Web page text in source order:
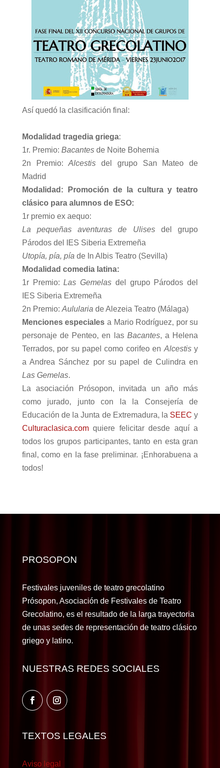
Así quedó la clasificación final:
Modalidad tragedia griega:
1r. Premio: Bacantes de Noite Bohemia
2n Premio:Alcestisdel grupo San Mateo de
Madrid
Modalidad: Promoción de la cultura y teatro
clásico para alumnos de ESO:
1r premio ex aequo:
La pequeñas aventuras de Ulisesdel grupo
Párodos del IES Siberia Extremeña
Utopía, pía, pía de In Albis Teatro (Sevilla)
Modalidad comedia latina:
1r Premio:Las Gemelas del grupo Párodos del
IES Siberia Extremeña
2n Premio: Aulularia de Alezeia Teatro (Málaga)
Menciones especiales a Mario Rodríguez, por su
personaje de Penteo, en las Bacantes, a Helena
Terrados, por su papel como corifeo en Alcestisy
a Andrea Sánchez por su papel de Culindra en
Las Gemelas.
La asociación Prósopon, invitada un año más
como jurado, junto con la
la Consejería de
Educación de la Junta de Extremadura, la SEEC y
Culturaclasica.comquiere felicitar desde aquí a
todos los grupos participantes, tanto en esta gran
final, como en la fase preliminar. ¡Enhorabuena a
todos!
PROSOPON
Festivales juveniles de teatro grecolatino
Prósopon, Asociación de Festivales de Teatro
Grecolatino, es el resultado de la larga trayectoria
de unas sedes de representación de teatro clásico
griego y latino.
NUESTRAS REDES SOCIALES
TEXTOS LEGALES
Aviso legal